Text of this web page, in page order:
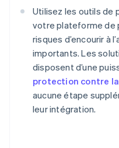
Utilisez les outils de
votre plateforme de
risques d’encourir à
importants. Les
disposent d’une
protection contre
aucune étape
leur intégration.